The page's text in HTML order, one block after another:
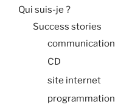
Qui suis-je ?
Success stories
communication
CD
site internet
programmation